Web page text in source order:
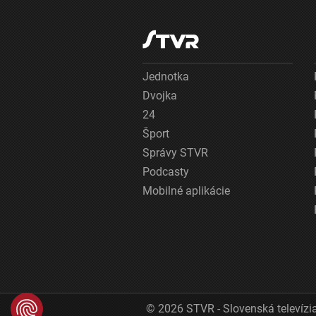
Jednotka
Dvojka
24
Šport
Správy STVR
Podcasty
Mobilné aplikácie
© 2026 STVR - Slovenská